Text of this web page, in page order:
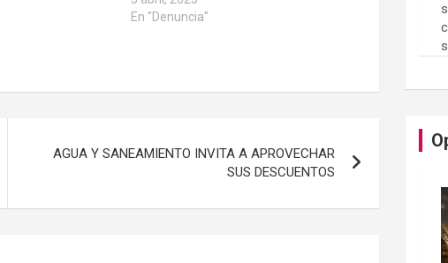
En "Denuncia"
AGUA Y SANEAMIENTO INVITA A APROVECHAR
SUS DESCUENTOS